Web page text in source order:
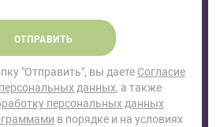
ОТПРАВИТЬ
"Отправить", вы даете Согласие
данных, а также
персональных данных
в порядке и на условиях